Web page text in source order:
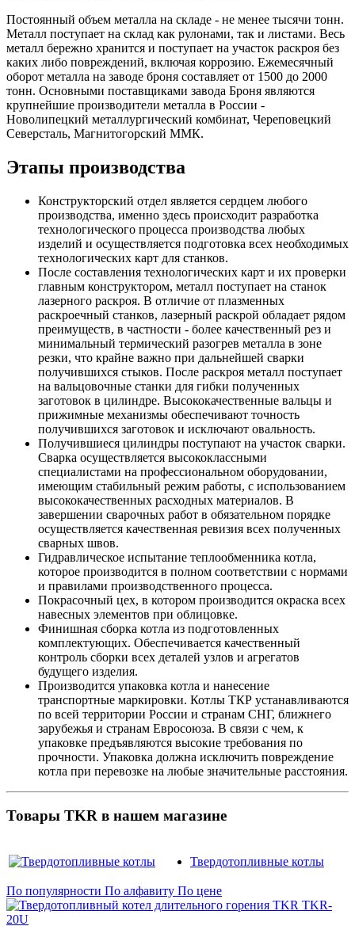
Постоянный объем металла на складе - не менее тысячи тонн.
Металл поступает на склад как рулонами, так и листами. Весь
металл бережно хранится и поступает на участок раскроя без
каких либо повреждений, включая коррозию. Ежемесячный
оборот металла на заводе броня составляет от 1500 до 2000
тонн. Основными поставщиками завода Броня являются
крупнейшие производители металла в России -
Новолипецкий металлургический комбинат, Череповецкий
Северсталь, Магнитогорский ММК.
Этапы производства
Конструкторский отдел является сердцем любого
производства, именно здесь происходит разработка
технологического процесса производства любых
изделий и осуществляется подготовка всех необходимых
технологических карт для станков.
После составления технологических карт и их проверки
главным конструктором, металл поступает на станок
лазерного раскроя. В отличие от плазменных
раскроечный станков, лазерный раскрой обладает рядом
преимуществ, в частности - более качественный рез и
минимальный термический разогрев металла в зоне
резки, что крайне важно при дальнейшей сварки
получившихся стыков. После раскроя металл поступает
на вальцовочные станки для гибки полученных
заготовок в цилиндре. Высококачественные вальцы и
прижимные механизмы обеспечивают точность
получившихся заготовок и исключают овальность.
Получившиеся цилиндры поступают на участок сварки.
Сварка осуществляется высококлассными
специалистами на профессиональном оборудовании,
имеющим стабильный режим работы, с использованием
высококачественных расходных материалов. В
завершении сварочных работ в обязательном порядке
осуществляется качественная ревизия всех полученных
сварных швов.
Гидравлическое испытание теплообменника котла,
которое производится в полном соответствии с нормами
и правилами производственного процесса.
Покрасочный цех, в котором производится окраска всех
навесных элементов при облицовке.
Финишная сборка котла из подготовленных
комплектующих. Обеспечивается качественный
контроль сборки всех деталей узлов и агрегатов
будущего изделия.
Производится упаковка котла и нанесение
транспортные маркировки. Котлы ТКР устанавливаются
по всей территории России и странам СНГ, ближнего
зарубежья и странам Евросоюза. В связи с чем, к
упаковке предъявляются высокие требования по
прочности. Упаковка должна исключить повреждение
котла при перевозке на любые значительные расстояния.
Товары TKR в нашем магазине
Твердотопливные котлы
По популярности По алфавиту По цене